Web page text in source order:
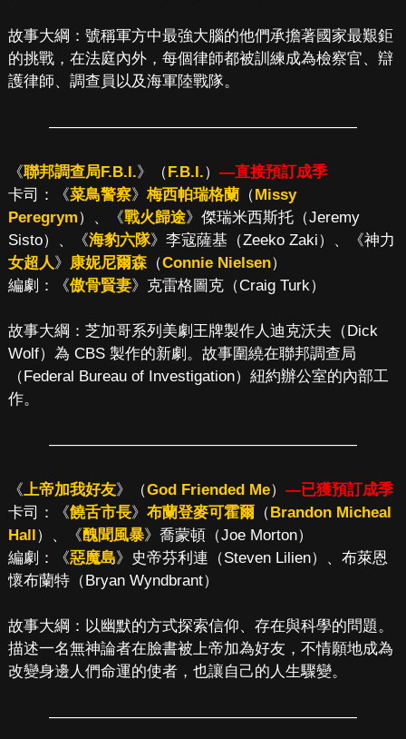
故事大綱：號稱軍方中最強大腦的他們承擔著國家最艱鉅
的挑戰，在法庭內外，每個律師都被訓練成為檢察官、辯
護律師、調查員以及海軍陸戰隊。
————————————————————
《聯邦調查局F.B.I.》（F.B.I.） —直接預訂成季
卡司：《菜鳥警察》 梅西帕瑞格蘭（Missy
Peregrym）、《戰火歸途》傑瑞米西斯托（Jeremy
Sisto）、《海豹六隊》李寇薩基（Zeeko Zaki）、《神力
女超人》 康妮尼爾森（Connie Nielsen）
編劇：《傲骨賢妻》克雷格圖克（Craig Turk）
故事大綱：芝加哥系列美劇王牌製作人迪克沃夫（Dick
Wolf）為 CBS 製作的新劇。故事圍繞在聯邦調查局
（Federal Bureau of Investigation）紐約辦公室的內部工
作。
————————————————————
《上帝加我好友》（God Friended Me） —已獲預訂成季
卡司：《饒舌市長》 布蘭登麥可霍爾（Brandon Micheal
Hall）、《醜聞風暴》喬蒙頓（Joe Morton）
編劇：《惡魔島》史帝芬利連（Steven Lilien）、布萊恩
懷布蘭特（Bryan Wyndbrant）
故事大綱：以幽默的方式探索信仰、存在與科學的問題。
描述一名無神論者在臉書被上帝加為好友，不情願地成為
改變身邊人們命運的使者，也讓自己的人生驟變。
————————————————————